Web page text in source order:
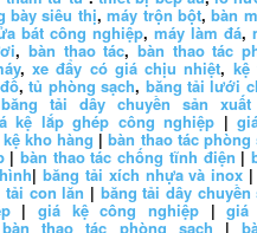
bày siêu thị,máy trộn bột,bàn
bát công nghiệp, máy làm đá,
,bàn thao tác,bàn thao tác
, xe đẩy có giá chịu nhiệt, kệ
,tủ phòng sạch, băng tải lưới
băng tải dây chuyền sản xuất
kệ lắp ghép công nghiệp |
kho hàng |bàn thao tác phòng
|bàn thao tác chống tĩnh điện |
| băng tải xích nhựa và inox
tải con lăn | băng tải dây chuyền
|giá kệ công nghiệp |giá
bàn thao tác phòng sạch|